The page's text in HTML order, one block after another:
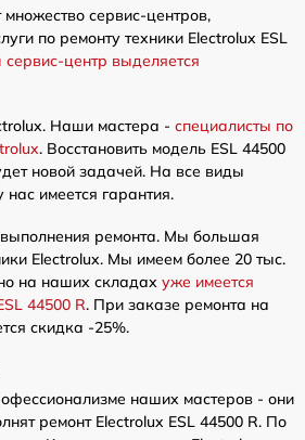
сервис-центров,
по ремонту техники Electrolux ESL
центр выделяется
Наши мастера - специалисты по
. Восстановить модель ESL 44500
новой задачей. На все виды
имеется гарантия.
ремонта. Мы большая
Electrolux. Мы имеем более 20 тыс.
на наших складах уже имеется
44500 R. При заказе ремонта на
скидка -25%.
наших мастеров - они
ремонт Electrolux ESL 44500 R. По